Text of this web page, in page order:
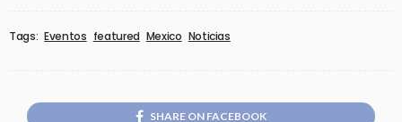
Tags: Eventos featured Mexico Noticias
SHARE ON FACEBOOK